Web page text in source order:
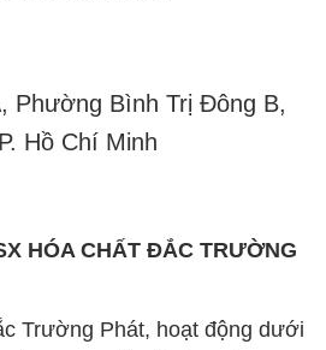
Phường Bình Trị Đông B,
Hồ Chí Minh
HÓA CHẤT ĐẮC TRƯỜNG
Trường Phát, hoạt động dưới